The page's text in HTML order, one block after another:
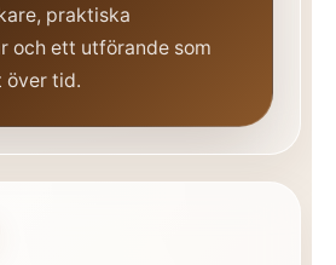
praktiska
och ett utförande som
över tid.